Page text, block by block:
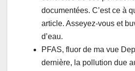
documentées. C’est ce à
article. Asseyez-vous et
d’eau.
PFAS, fluor de ma vue
dernière, la pollution due